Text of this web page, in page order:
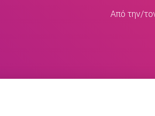
Από την/